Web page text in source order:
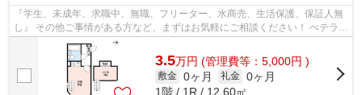
『学生、未成年、求職中、無職、フリーター、水商売、生活保護、保証人無
し』 その他ご事情がある方など、まずはお気軽にご相談ください！ べテラン
スタッフが対応致しますのでご希望...
3.5万円 (管理費等：5,000円 )
敷金 0ヶ月 礼金 0ヶ月
1階 / 1R / 12.60㎡